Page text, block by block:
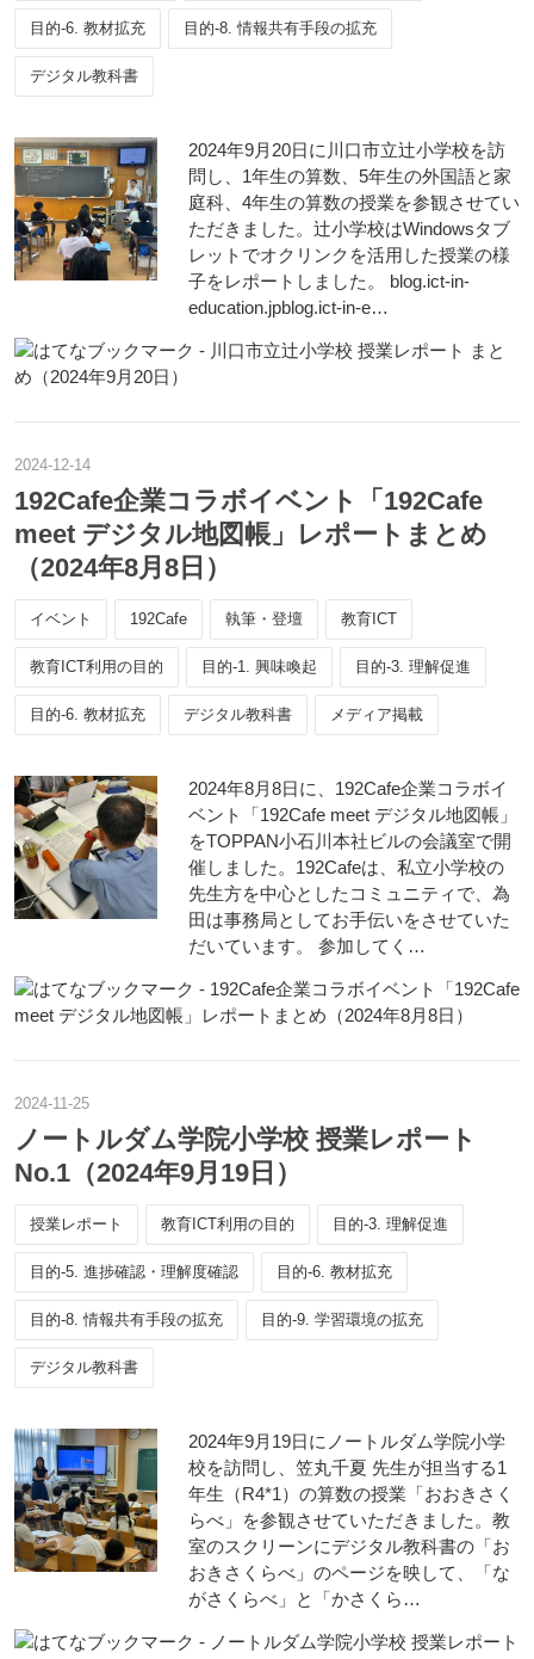
目的-6. 教材拡充 目的-8. 情報共有手段の拡充
デジタル教科書
2024年9月20日に川口市立辻小学校を訪
問し、1年生の算数、5年生の外国語と家
庭科、4年生の算数の授業を参観させてい
ただきました。辻小学校はWindowsタブ
レットでオクリンクを活用した授業の様
子をレポートしました。 blog.ict-in-
education.jpblog.ict-in-e…
2024-12-14
192Cafe企業コラボイベント「192Cafe
meet デジタル地図帳」レポートまとめ
（2024年8月8日）
イベント 192Cafe 執筆・登壇 教育ICT
教育ICT利用の目的 目的-1. 興味喚起 目的-3. 理解促進
目的-6. 教材拡充 デジタル教科書 メディア掲載
2024年8月8日に、192Cafe企業コラボイ
ベント「192Cafe meet デジタル地図帳」
をTOPPAN小石川本社ビルの会議室で開
催しました。192Cafeは、私立小学校の
先生方を中心としたコミュニティで、為
田は事務局としてお手伝いをさせていた
だいています。 参加してく…
2024-11-25
ノートルダム学院小学校 授業レポート
No.1（2024年9月19日）
授業レポート 教育ICT利用の目的 目的-3. 理解促進
目的-5. 進捗確認・理解度確認 目的-6. 教材拡充
目的-8. 情報共有手段の拡充 目的-9. 学習環境の拡充
デジタル教科書
2024年9月19日にノートルダム学院小学
校を訪問し、笠丸千夏 先生が担当する1
年生（R4*1）の算数の授業「おおきさく
らべ」を参観させていただきました。教
室のスクリーンにデジタル教科書の「お
おきさくらべ」のページを映して、「な
がさくらべ」と「かさくら…